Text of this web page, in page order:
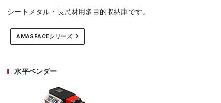
シートメタル・長尺材用多目的収納庫です。
AMASPACEシリーズ
水平ベンダー